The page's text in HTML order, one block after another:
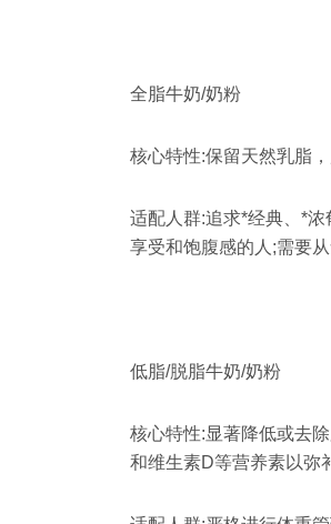
全脂牛奶/奶粉
核心特性:保留天然乳脂
适配人群:追求*经典、*
享受和饱腹感的人;需要
低脂/脱脂牛奶/奶粉
核心特性:显著降低或去
和维生素D等营养素以弥